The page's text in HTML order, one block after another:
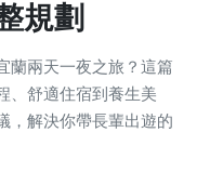
規劃
蘭兩天一夜之旅？這篇
、舒適住宿到養生美
，解決你帶長輩出遊的